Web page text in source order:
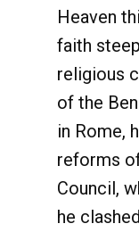
Heaven
faith
religious
of the
in Rome,
reforms
Council,
he